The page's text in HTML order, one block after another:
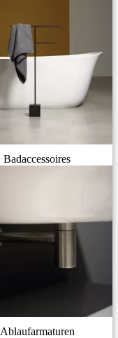
Badaccessoires
Ablaufarmaturen